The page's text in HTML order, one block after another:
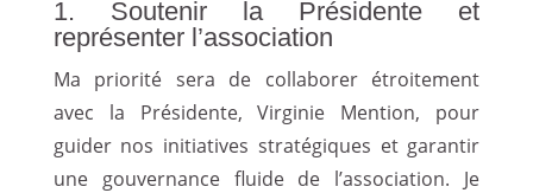
1. Soutenir la Présidente et
représenter l’association
Ma priorité sera de collaborer étroitement
avec la Présidente, Virginie Mention, pour
guider nos initiatives stratégiques et garantir
une gouvernance fluide de l’association. Je